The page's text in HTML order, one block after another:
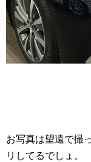
お写真は望遠で撮
リしてるでしょ。